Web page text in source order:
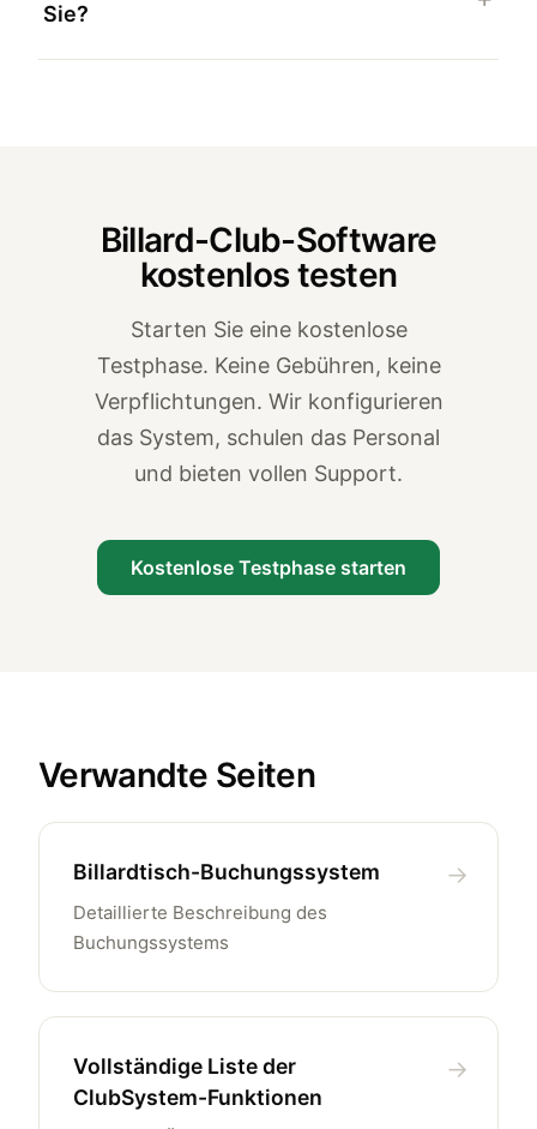
Sie?
Billard-Club-Software
kostenlos testen
Starten Sie eine kostenlose
Testphase. Keine Gebühren, keine
Verpflichtungen. Wir konfigurieren
das System, schulen das Personal
und bieten vollen Support.
Kostenlose Testphase starten
Verwandte Seiten
Billardtisch-Buchungssystem
Detaillierte Beschreibung des
Buchungssystems
Vollständige Liste der
ClubSystem-Funktionen